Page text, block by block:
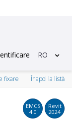
RO
fixare Înapoi la listă
EMCS
4.0
Revit
2024